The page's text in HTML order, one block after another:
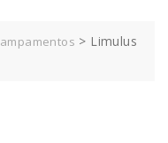
> Limulus